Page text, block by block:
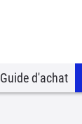
Guide d'achat